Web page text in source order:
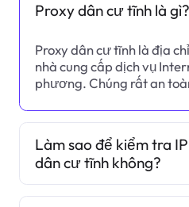
Proxy dân cư tĩnh là gì?
Proxy dân cư tĩnh là địa
nhà cung cấp dịch vụ
phương. Chúng rất an
Làm sao để kiểm tra
dân cư tĩnh không?